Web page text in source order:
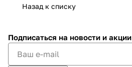
Назад к списку
Подписаться на новости и акции